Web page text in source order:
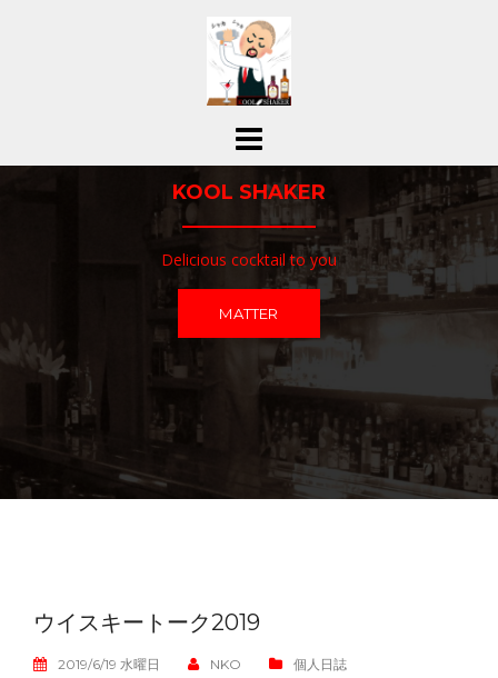
ス
KOOL SHAKER
Delicious cocktail to you
MATTER
ウイスキートーク2019
2019/6/19 水曜日 NKO 個人日誌